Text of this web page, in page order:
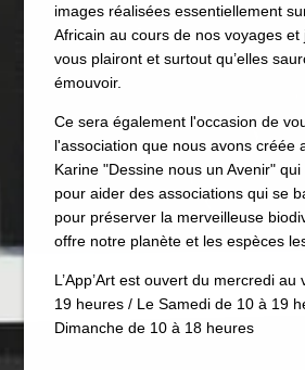
images réalisées essentiellement
Africain au cours de nos voyages et
vous plairont et surtout qu’elles
émouvoir.
Ce sera également l'occasion de
l'association que nous avons créée
Karine "Dessine nous un Avenir"
pour aider des associations qui se
pour préserver la merveilleuse
offre notre planète et les espèces
L’App’Art est ouvert du mercredi
19 heures / Le Samedi de 10 à 19
Dimanche de 10 à 18 heures
Maison Lorain
Restaurant 2*
Le Bistrot
Hôtel 5*